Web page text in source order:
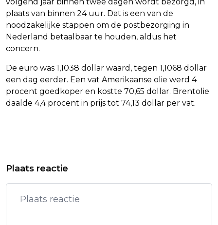
plaats van binnen 24 uur. Dat is een van de
noodzakelijke stappen om de postbezorging in
Nederland betaalbaar te houden, aldus het
concern.
De euro was 1,1038 dollar waard, tegen 1,1068 dollar
een dag eerder. Een vat Amerikaanse olie werd 4
procent goedkoper en kostte 70,65 dollar. Brentolie
daalde 4,4 procent in prijs tot 74,13 dollar per vat.
VUELTA NA HARDE VALPARTIJ
WIELRENNER SOLER WINT RIT IN
VUELTA, O'CONNOR BEHOUDT NET
LEIDING
Plaats reactie